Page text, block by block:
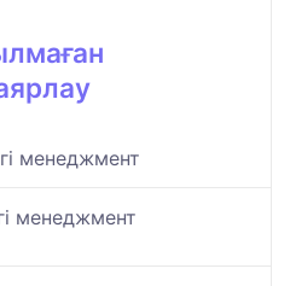
менеджмент
менеджмент